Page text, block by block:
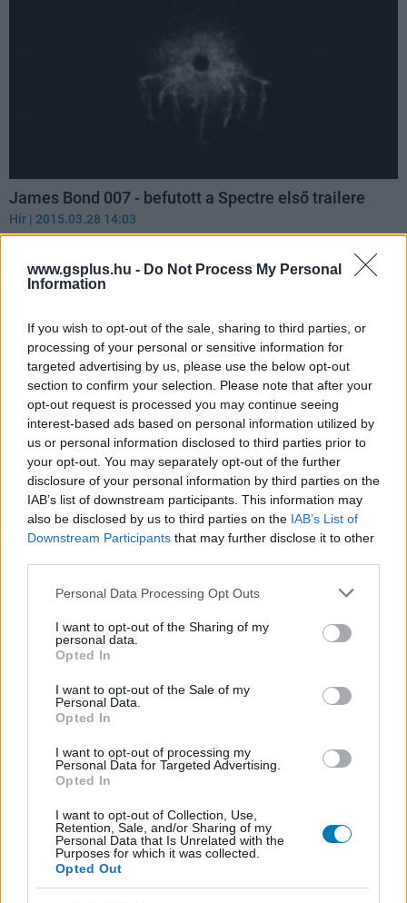
www.gsplus.hu - Do Not Process My Personal
Information
If you wish to opt-out of the sale, sharing to third parties, or
processing of your personal or sensitive information for
targeted advertising by us, please use the below opt-out
section to confirm your selection. Please note that after your
opt-out request is processed you may continue seeing
interest-based ads based on personal information utilized by
us or personal information disclosed to third parties prior to
your opt-out. You may separately opt-out of the further
disclosure of your personal information by third parties on the
IAB’s list of downstream participants. This information may
also be disclosed by us to third parties on the IAB’s List of
Downstream Participants that may further disclose it to other
Please note that this website/app uses one or more Google
not limited to your visit or usage behaviour. You may click to
grant or deny consent to Google and its third-party tags to
use your data for below specified purposes in below Google
consent section.
Personal Data Processing Opt Outs
I want to opt-out of the Sharing of my
personal data.
Opted In
I want to opt-out of the Sale of my
Personal Data.
Opted In
I want to opt-out of processing my
Personal Data for Targeted Advertising.
Opted In
I want to opt-out of Collection, Use,
Retention, Sale, and/or Sharing of my
Personal Data that Is Unrelated with the
Purposes for which it was collected.
Opted Out
James Bond 007 - befutott a Spectre első trailere
Hír | 2015.03.28 14:03
Megérkezett az első James Bond 007 Spectre előzetes, ami
egy a Skyfallhoz hasonlóan borongós hangulatú, de nagyon
jó Bond-filmet ígér.
Grammy 2014 - a nyertesek listája
Lezajlott az 56. Grammy-díjátadó is, ahol leginkább Pharrell
Zsaruk célkeresztben - Az utolsó műszak kritika